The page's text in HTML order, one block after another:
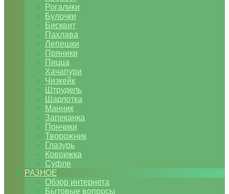
Рогалики
Булочки
Бисквит
Пахлава
Лепешки
Пряники
Пицца
Хачапури
Чизкейк
Штрудель
Шарлотка
Манник
Запеканка
Пончики
Творожник
Глазурь
Коврижка
Суфле
РАЗНОЕ
Обзор интернета
Бытовые вопросы